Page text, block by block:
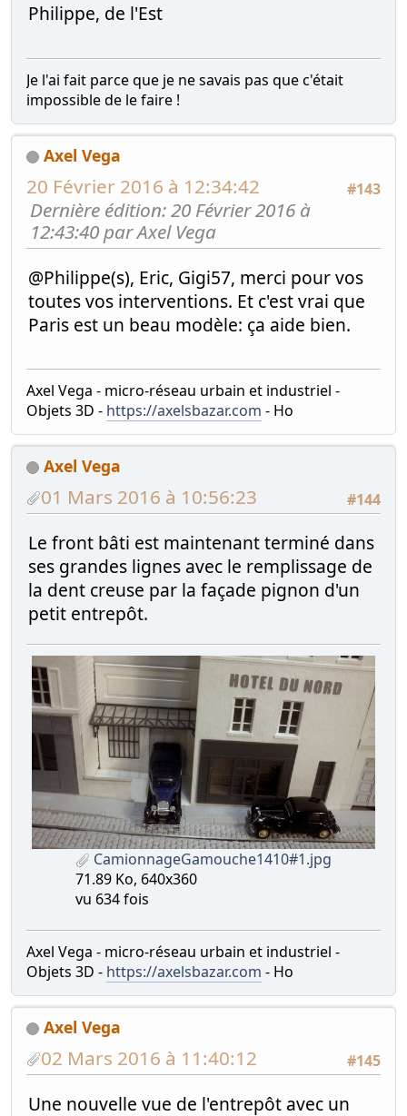
Philippe, de l'Est
Je l'ai fait parce que je ne savais pas que c'était
impossible de le faire !
Axel Vega
#143
20 Février 2016 à 12:34:42
Dernière édition: 20 Février 2016 à
12:43:40 par Axel Vega
@Philippe(s), Eric, Gigi57, merci pour vos
toutes vos interventions. Et c'est vrai que
Paris est un beau modèle: ça aide bien.
Axel Vega - micro-réseau urbain et industriel -
Objets 3D - https://axelsbazar.com - Ho
Axel Vega
#144
01 Mars 2016 à 10:56:23
Le front bâti est maintenant terminé dans
ses grandes lignes avec le remplissage de
la dent creuse par la façade pignon d'un
petit entrepôt.
CamionnageGamouche1410#1.jpg
71.89 Ko, 640x360
vu 634 fois
Axel Vega - micro-réseau urbain et industriel -
Objets 3D - https://axelsbazar.com - Ho
Axel Vega
#145
02 Mars 2016 à 11:40:12
Une nouvelle vue de l'entrepôt avec un